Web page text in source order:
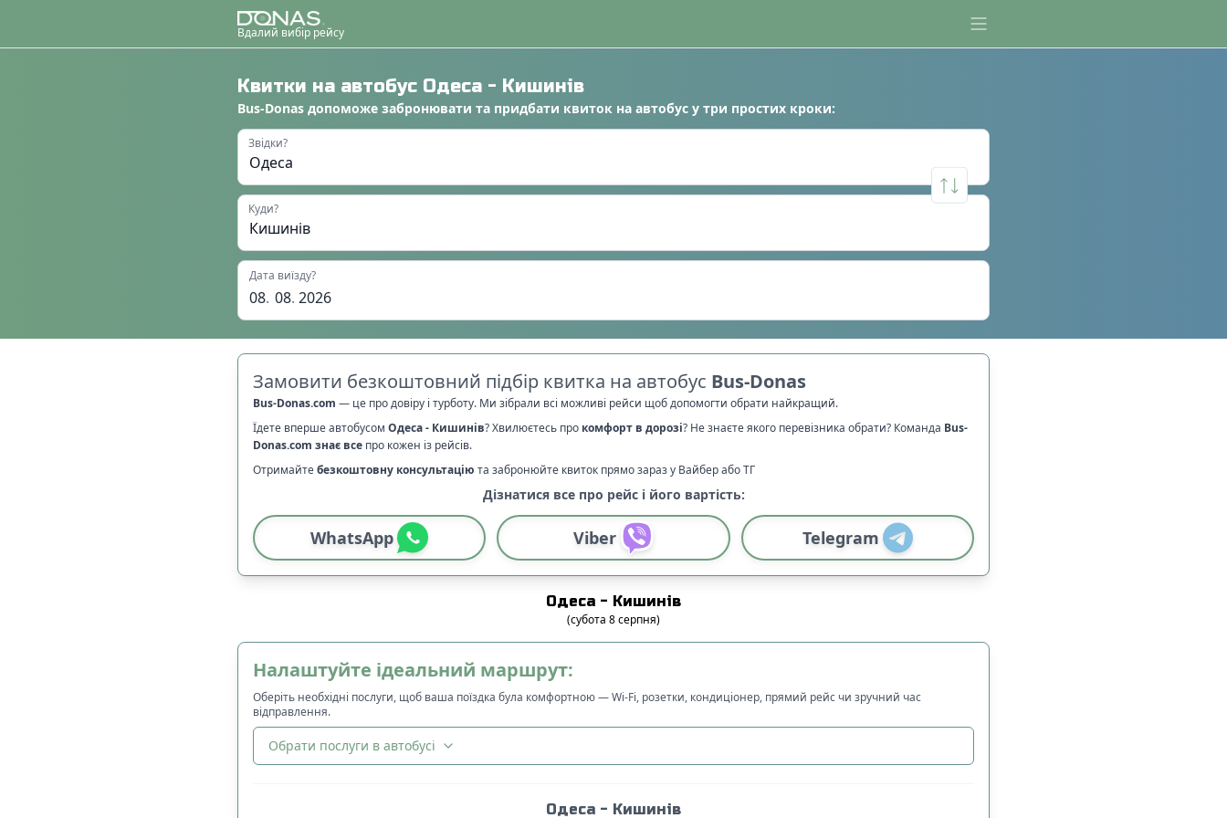
Вдалий вибір рейсу
Квитки на автобус Одеса - Кишинів
Bus-Donas допоможе забронювати та придбати квиток на автобус у три простих кроки:
Звідки?
Куди?
Дата виїзду?
08. 08. 2026
Замовити безкоштовний підбір квитка на автобус Bus-Donas
Bus-Donas.com — це про довіру і турботу. Ми зібрали всі можливі рейси щоб допомогти обрати найкращий.
Їдете вперше автобусом Одеса- Кишинів? Хвилюєтесь про комфорт в дорозі? Не знаєте якого перевізника обрати? Команда Bus-
Donas.com знає все про кожен із рейсів.
Отримайтебезкоштовну консультацію та забронюйте квиток прямо зараз у Вайбер або ТГ
Дізнатися все про рейс і його вартість:
WhatsApp Viber Telegram
Одеса - Кишинів
(субота 8серпня)
Налаштуйте ідеальний маршрут:
Оберіть необхідні послуги, щоб ваша поїздка була комфортною — Wi-Fi, розетки, кондиціонер, прямий рейс чи зручний час
відправлення.
Обрати послуги в автобусі
Одеса - Кишинів